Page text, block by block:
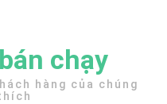
chạy
hàng của chúng